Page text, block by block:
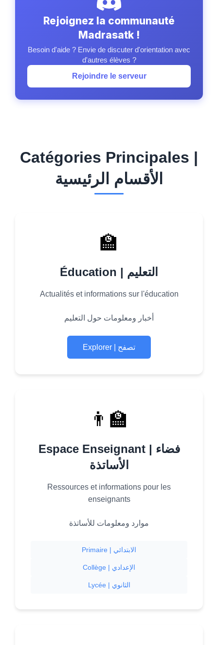
Rejoignez la communauté
Madrasatk !
Besoin d'aide ? Envie de discuter d'orientation avec
d'autres élèves ?
Rejoindre le serveur
Catégories Principales |
الأقسام الرئيسية
🏫
Éducation | التعليم
Actualités et informations sur l'éducation
أخبار ومعلومات حول التعليم
Explorer | تصفح
👨‍🏫
Espace Enseignant | فضاء
الأساتذة
Ressources et informations pour les
enseignants
موارد ومعلومات للأساتذة
Primaire | الابتدائي
Collège | الإعدادي
Lycée | الثانوي